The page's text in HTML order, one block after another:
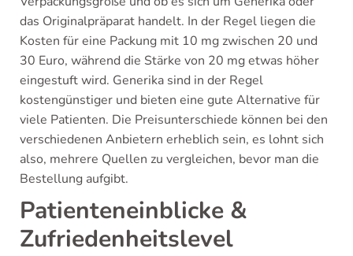
das Originalpräparat handelt. In der Regel liegen die
Kosten für eine Packung mit 10 mg zwischen 20 und
30 Euro, während die Stärke von 20 mg etwas höher
eingestuft wird. Generika sind in der Regel
kostengünstiger und bieten eine gute Alternative für
viele Patienten. Die Preisunterschiede können bei den
verschiedenen Anbietern erheblich sein, es lohnt sich
also, mehrere Quellen zu vergleichen, bevor man die
Bestellung aufgibt.
Patienteneinblicke &
Zufriedenheitslevel